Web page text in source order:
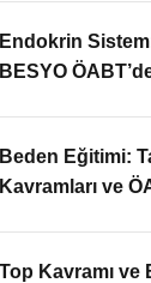
Endokrin
BESYO
Beden Eğitimi:
Kavramları ve
Top Kavramı ve